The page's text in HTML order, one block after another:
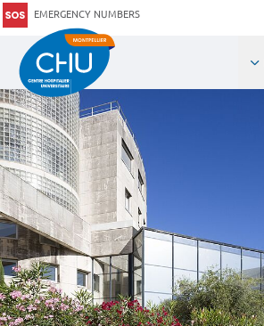
EMERGENCY NUMBERS